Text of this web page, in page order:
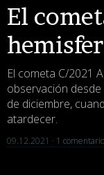
El
El cometa C/2021
observación
de diciembre,
atardecer.
09.12.2021 · 1